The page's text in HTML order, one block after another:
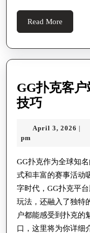
Slot
Games
Read More
More
GG扑克客
技巧GG
克
户
端
下
载
的
April 3, 2026 April
|
pm
GG扑克作为全球知
式和丰富的赛事活动
字时代，GG扑克平
玩法，还融入了独特
户都能感受到扑克的
口，这里将为你详细